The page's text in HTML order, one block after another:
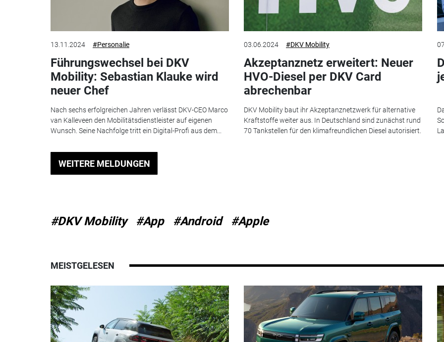
13.11.2024 #Personalie
Führungswechsel bei DKV
Mobility: Sebastian Klauke wird
neuer Chef
Nach sechs erfolgreichen Jahren verlässt DKV-CEO Marco
van Kalleveen den Mobilitätsdienstleister auf eigenen
Wunsch. Seine Nachfolge tritt ein Digital-Profi aus dem...
03.06.2024 #DKV Mobility
Akzeptanznetz erweitert: Neuer
HVO-Diesel per DKV Card
abrechenbar
DKV Mobility baut ihr Akzeptanznetzwerk für alternative
Kraftstoffe weiter aus. In Deutschland sind zunächst rund
70 Tankstellen für den klimafreundlichen Diesel autorisiert.
WEITERE MELDUNGEN
#DKV Mobility #App #Android #Apple
MEISTGELESEN